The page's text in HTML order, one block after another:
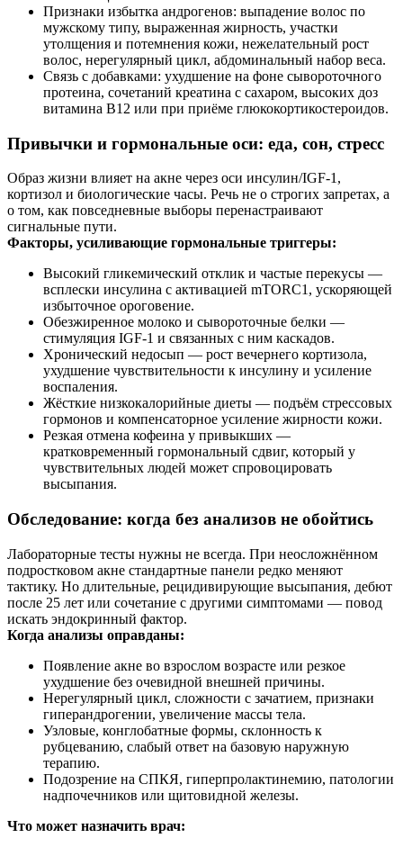
Признаки избытка андрогенов: выпадение волос по
мужскому типу, выраженная жирность, участки
утолщения и потемнения кожи, нежелательный рост
волос, нерегулярный цикл, абдоминальный набор веса.
Связь с добавками: ухудшение на фоне сывороточного
протеина, сочетаний креатина с сахаром, высоких доз
витамина B12 или при приёме глюкокортикостероидов.
Привычки и гормональные оси: еда, сон, стресс
Образ жизни влияет на акне через оси инсулин/IGF‑1,
кортизол и биологические часы. Речь не о строгих запретах, а
о том, как повседневные выборы перенастраивают
сигнальные пути.
Факторы, усиливающие гормональные триггеры:
Высокий гликемический отклик и частые перекусы —
всплески инсулина с активацией mTORC1, ускоряющей
избыточное ороговение.
Обезжиренное молоко и сывороточные белки —
стимуляция IGF‑1 и связанных с ним каскадов.
Хронический недосып — рост вечернего кортизола,
ухудшение чувствительности к инсулину и усиление
воспаления.
Жёсткие низкокалорийные диеты — подъём стрессовых
гормонов и компенсаторное усиление жирности кожи.
Резкая отмена кофеина у привыкших —
кратковременный гормональный сдвиг, который у
чувствительных людей может спровоцировать
высыпания.
Обследование: когда без анализов не обойтись
Лабораторные тесты нужны не всегда. При неосложнённом
подростковом акне стандартные панели редко меняют
тактику. Но длительные, рецидивирующие высыпания, дебют
после 25 лет или сочетание с другими симптомами — повод
искать эндокринный фактор.
Когда анализы оправданы:
Появление акне во взрослом возрасте или резкое
ухудшение без очевидной внешней причины.
Нерегулярный цикл, сложности с зачатием, признаки
гиперандрогении, увеличение массы тела.
Узловые, конглобатные формы, склонность к
рубцеванию, слабый ответ на базовую наружную
терапию.
Подозрение на СПКЯ, гиперпролактинемию, патологии
надпочечников или щитовидной железы.
Что может назначить врач: